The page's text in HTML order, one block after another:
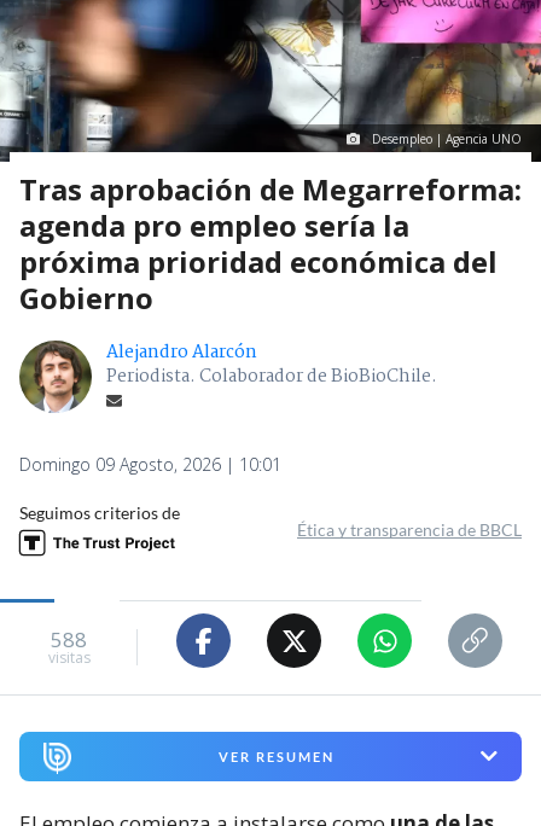
Desempleo | Agencia UNO
Tras aprobación de Megarreforma:
agenda pro empleo sería la
próxima prioridad económica del
Gobierno
Alejandro Alarcón
Periodista. Colaborador de BioBioChile.
Domingo 09 Agosto, 2026 | 10:01
Seguimos criterios de
Ética y transparencia de BBCL
588
visitas
VER RESUMEN